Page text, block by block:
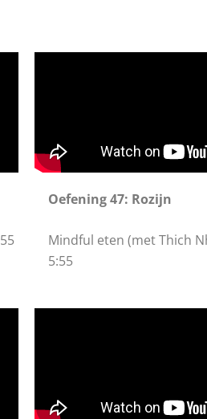
Oefening 47: Rozijn
Mindful eten (met Thich
5:55